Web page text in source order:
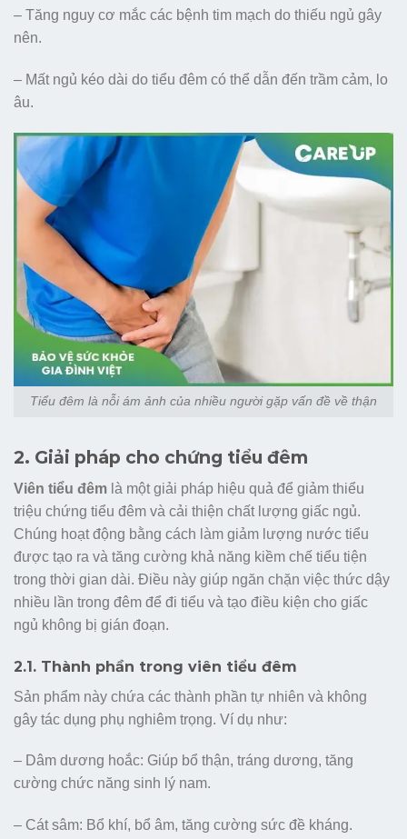
– Tăng nguy cơ mắc các bệnh tim mạch do thiếu ngủ gây
nên.
– Mất ngủ kéo dài do tiểu đêm có thể dẫn đến trầm cảm, lo
âu.
Tiểu đêm là nỗi ám ảnh của nhiều người gặp vấn đề về thận
2. Giải pháp cho chứng tiểu đêm
Viên tiểu đêm là một giải pháp hiệu quả để giảm thiểu
triệu chứng tiểu đêm và cải thiện chất lượng giấc ngủ.
Chúng hoạt động bằng cách làm giảm lượng nước tiểu
được tạo ra và tăng cường khả năng kiềm chế tiểu tiện
trong thời gian dài. Điều này giúp ngăn chặn việc thức dậy
nhiều lần trong đêm để đi tiểu và tạo điều kiện cho giấc
ngủ không bị gián đoạn.
2.1. Thành phần trong viên tiểu đêm
Sản phẩm này chứa các thành phần tự nhiên và không
gây tác dụng phụ nghiêm trọng. Ví dụ như:
– Dâm dương hoắc: Giúp bổ thận, tráng dương, tăng
cường chức năng sinh lý nam.
– Cát sâm: Bổ khí, bổ âm, tăng cường sức đề kháng.